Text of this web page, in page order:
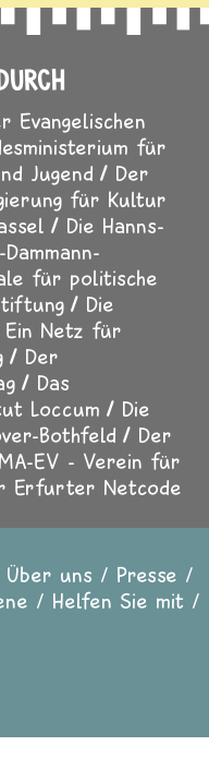
Evangelischen
für
Jugend
Der
für Kultur
Die Hanns-
für politische
Die
Ein Netz für
Der
Das
Loccum
Die
Bothfeld
Der
EV - Verein für
Erfurter Netcode
Über uns
Presse
Helfen Sie mit